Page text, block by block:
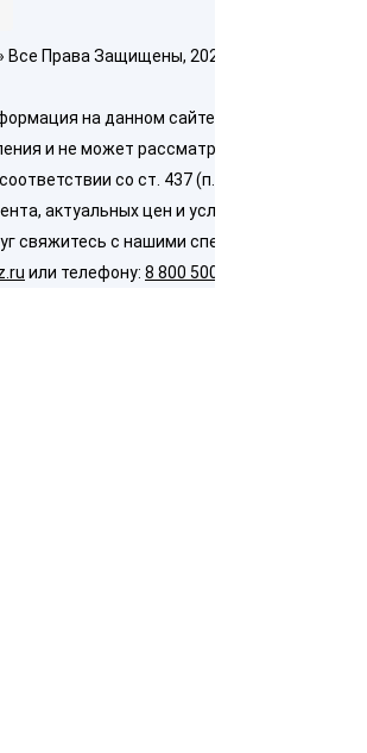
Все Права Защищены, 2026
на данном сайте предназначена
и не может рассматриваться как
со ст. 437 (п. 2) ГК РФ. Для
актуальных цен и условий
свяжитесь с нашими специалистами по
или телефону: 8 800 500 5437